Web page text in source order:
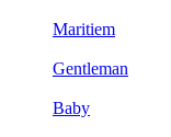
Maritiem
Gentleman
Baby